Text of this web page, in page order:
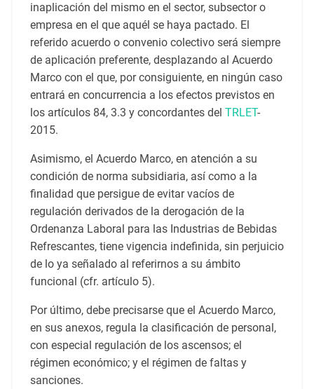
inaplicación del mismo en el sector, subsector o
empresa en el que aquél se haya pactado. El
referido acuerdo o convenio colectivo será siempre
de aplicación preferente, desplazando al Acuerdo
Marco con el que, por consiguiente, en ningún caso
entrará en concurrencia a los efectos previstos en
los artículos 84, 3.3 y concordantes del TRLET-
2015.
Asimismo, el Acuerdo Marco, en atención a su
condición de norma subsidiaria, así como a la
finalidad que persigue de evitar vacíos de
regulación derivados de la derogación de la
Ordenanza Laboral para las Industrias de Bebidas
Refrescantes, tiene vigencia indefinida, sin perjuicio
de lo ya señalado al referirnos a su ámbito
funcional (cfr. artículo 5).
Por último, debe precisarse que el Acuerdo Marco,
en sus anexos, regula la clasificación de personal,
con especial regulación de los ascensos; el
régimen económico; y el régimen de faltas y
sanciones.